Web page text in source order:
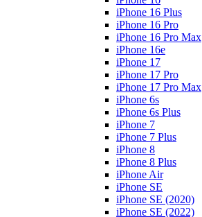
iPhone 16 Plus
iPhone 16 Pro
iPhone 16 Pro Max
iPhone 16e
iPhone 17
iPhone 17 Pro
iPhone 17 Pro Max
iPhone 6s
iPhone 6s Plus
iPhone 7
iPhone 7 Plus
iPhone 8
iPhone 8 Plus
iPhone Air
iPhone SE
iPhone SE (2020)
iPhone SE (2022)